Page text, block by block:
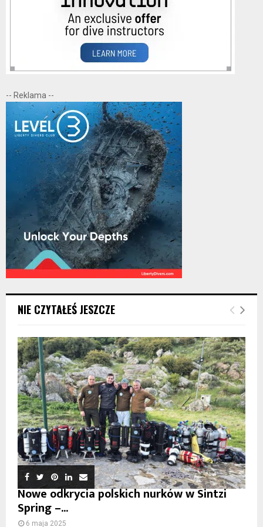
-- Reklama --
NIE CZYTAŁEŚ JESZCZE
Nowe odkrycia polskich nurków w Sintzi
Spring –...
6 maja 2025